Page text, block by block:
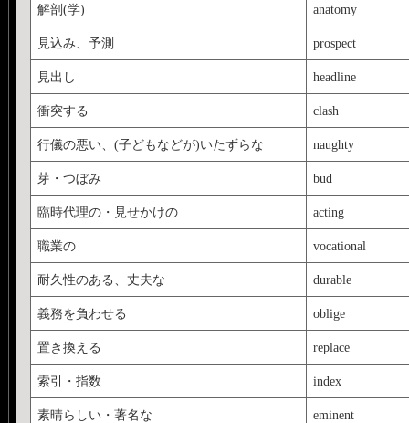
解剖(学) anatomy
見込み、予測 prospect
見出し headline
衝突する clash
行儀の悪い、(子どもなどが)いたずらな naughty
芽・つぼみ bud
臨時代理の・見せかけの acting
職業の vocational
耐久性のある、丈夫な durable
義務を負わせる oblige
置き換える replace
索引・指数 index
素晴らしい・著名な eminent